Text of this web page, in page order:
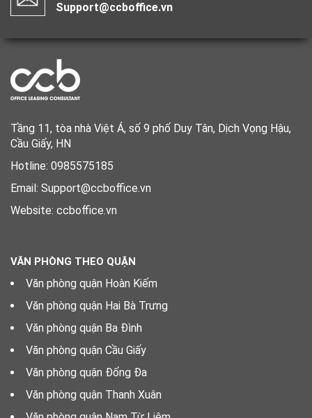
Support@ccboffice.vn
Tầng 11, tòa nhà Việt Á, số 9 phố Duy Tân, Dịch Vọng Hậu,
Cầu Giấy, HN
Hotline: 0985575185
Email: Support@ccboffice.vn
Website: ccboffice.vn
VĂN PHÒNG THEO QUẬN
Văn phòng quận Hoàn Kiếm
Văn phòng quận Hai Bà Trưng
Văn phòng quận Ba Đình
Văn phòng quận Cầu Giấy
Văn phòng quận Đống Đa
Văn phòng quận Thanh Xuân